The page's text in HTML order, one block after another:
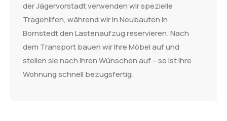
der Jägervorstadt verwenden wir spezielle
Tragehilfen, während wir in Neubauten in
Bornstedt den Lastenaufzug reservieren. Nach
dem Transport bauen wir Ihre Möbel auf und
stellen sie nach Ihren Wünschen auf – so ist Ihre
Wohnung schnell bezugsfertig.